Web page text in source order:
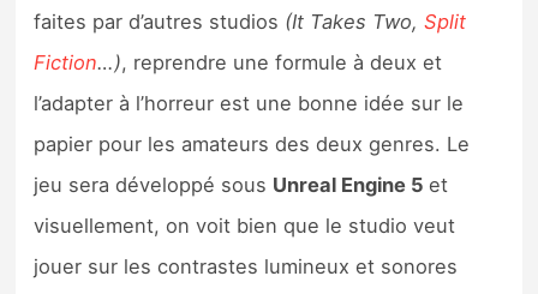
faites par d’autres studios (It Takes Two,Split
Fiction…), reprendre une formule à deux et
l’adapter à l’horreur est une bonne idée sur le
papier pour les amateurs des deux genres. Le
jeu sera développé sous Unreal Engine 5et
visuellement, on voit bien que le studio veut
jouer sur les contrastes lumineux et sonores